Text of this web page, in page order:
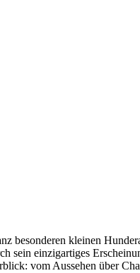
beson­de­ren klei­nen
sein ein­zig­ar­ti­ges
vom Aus­se­hen über